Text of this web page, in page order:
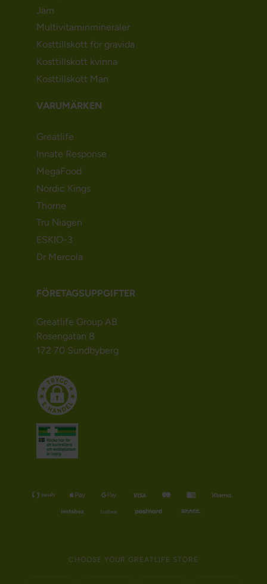
Järn
Multivitaminmineraler
Kosttillskott för gravida
Kosttillskott kvinna
Kosttillskott Man
VARUMÄRKEN
Greatlife
Innate Response
MegaFood
Nordic Kings
Thorne
Tru Niagen
ESKIO-3
Dr Mercola
FÖRETAGSUPPGIFTER
Greatlife Group AB
Rosengatan 8
172 70 Sundbyberg
CHOOSE YOUR GREATLIFE STORE